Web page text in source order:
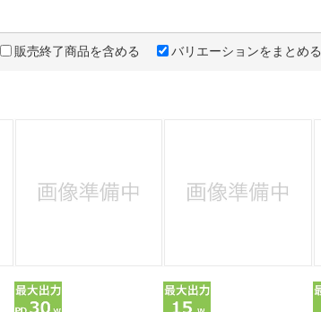
販売終了商品を含める バリエーションをまとめる